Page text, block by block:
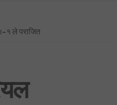
अर्थ मन्त्रालय ओझेलमा: बालेन र
व्यक्तिगत अवार्डमा पनि स्पेनको
शैक्षिक, उपचार र सेयर कारोबारसहित
ले पराजित